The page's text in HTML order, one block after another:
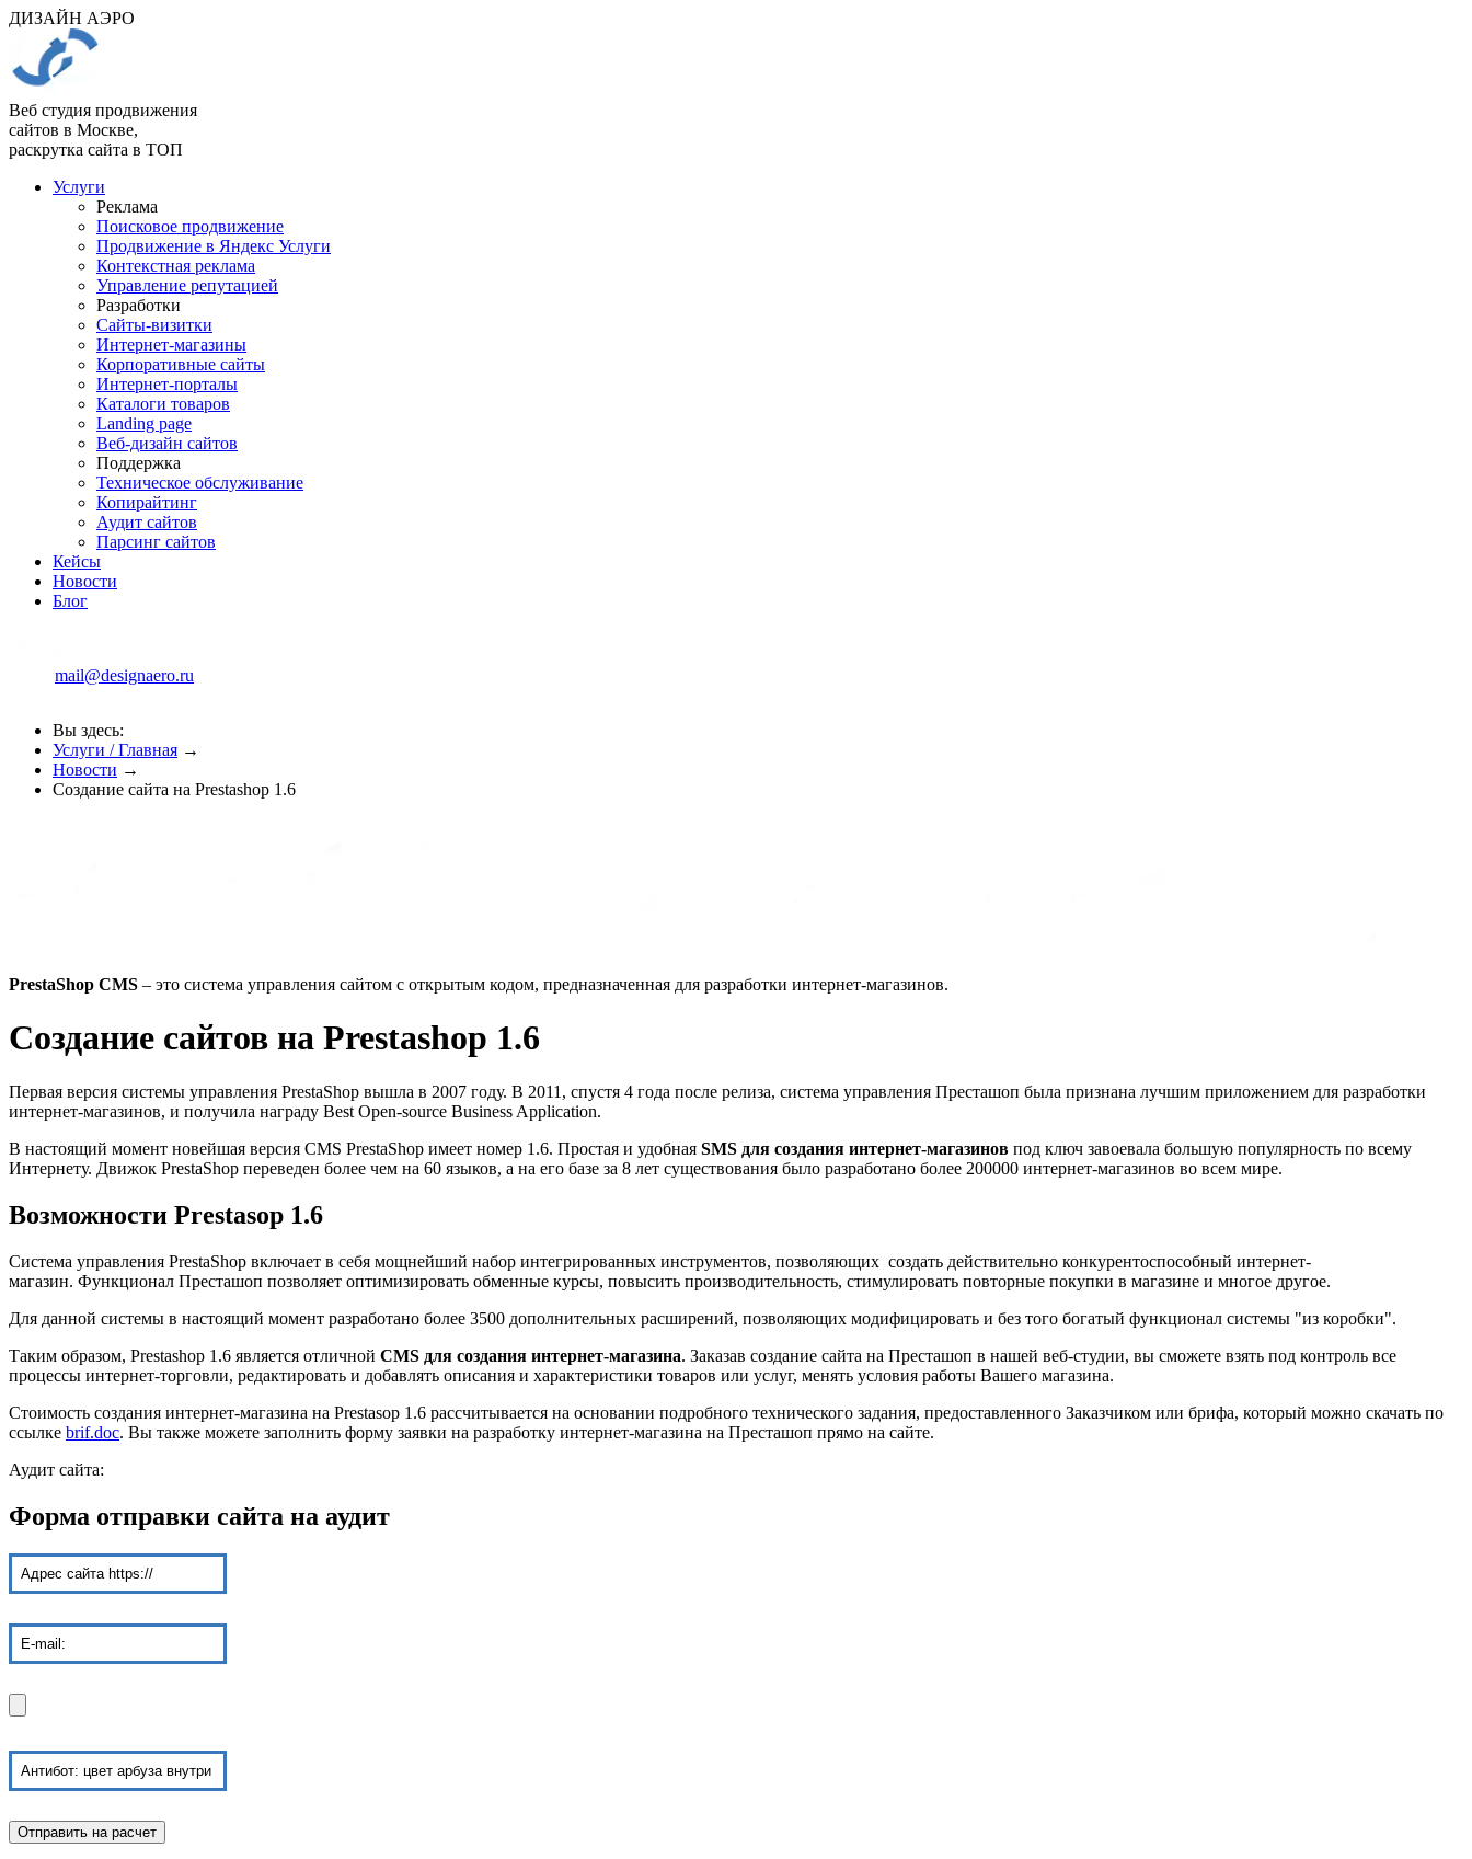
ДИЗАЙН АЭРО
Веб студия продвижения
сайтов в Москве,
раскрутка сайта в ТОП
Услуги
Реклама
Поисковое продвижение
Продвижение в Яндекс Услуги
Контекстная реклама
Управление репутацией
Разработки
Сайты-визитки
Интернет-магазины
Корпоративные сайты
Интернет-порталы
Каталоги товаров
Landing page
Веб-дизайн сайтов
Поддержка
Техническое обслуживание
Копирайтинг
Аудит сайтов
Парсинг сайтов
Кейсы
Новости
Блог
mail@designaero.ru
Вы здесь:
Услуги / Главная →
Новости →
Создание сайта на Prestashop 1.6
PrestaShop CMS – это система управления сайтом с открытым кодом, предназначенная для разработки интернет-магазинов.
Создание сайтов на Prestashop 1.6
Первая версия системы управления PrestaShop вышла в 2007 году. В 2011, спустя 4 года после релиза, система управления Престашоп была признана лучшим приложением для разработки
интернет-магазинов, и получила награду Best Open-source Business Application.
В настоящий момент новейшая версия CMS PrestaShop имеет номер 1.6. Простая и удобная SMS для создания интернет-магазинов под ключ завоевала большую популярность по всему
Интернету. Движок PrestaShop переведен более чем на 60 языков, а на его базе за 8 лет существования было разработано более 200000 интернет-магазинов во всем мире.
Возможности Prestasop 1.6
Система управления PrestaShop включает в себя мощнейший набор интегрированных инструментов, позволяющих создать действительно конкурентоспособный интернет-
магазин. Функционал Престашоп позволяет оптимизировать обменные курсы, повысить производительность, стимулировать повторные покупки в магазине и многое другое.
Для данной системы в настоящий момент разработано более 3500 дополнительных расширений, позволяющих модифицировать и без того богатый функционал системы "из коробки".
Таким образом, Prestashop 1.6 является отличной CMS для создания интернет-магазина. Заказав создание сайта на Престашоп в нашей веб-студии, вы сможете взять под контроль все
процессы интернет-торговли, редактировать и добавлять описания и характеристики товаров или услуг, менять условия работы Вашего магазина.
Стоимость создания интернет-магазина на Prestasop 1.6 рассчитывается на основании подробного технического задания, предоставленного Заказчиком или брифа, который можно скачать по
ссылке brif.doc. Вы также можете заполнить форму заявки на разработку интернет-магазина на Престашоп прямо на сайте.
Аудит сайта:
Форма отправки сайта на аудит